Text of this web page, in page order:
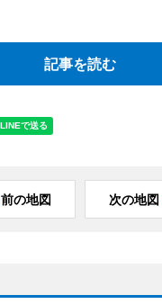
記事を読む
前の地図 次の地図